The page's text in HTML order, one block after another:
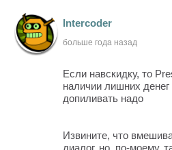
Intercoder
больше года назад
Если навскидку, то
наличии лишних
допиливать надо
Извините, что
диалог, но, по-моему,